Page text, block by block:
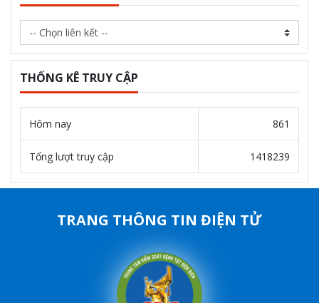
THỐNG KÊ TRUY CẬP
Hôm nay 861
Tổng lượt truy cập 1418239
TRANG THÔNG TIN ĐIỆN TỬ